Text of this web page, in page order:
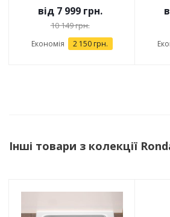
від 7 999 грн.
10 149 грн.
Економія 2 150 грн.
Інші товари з колекції